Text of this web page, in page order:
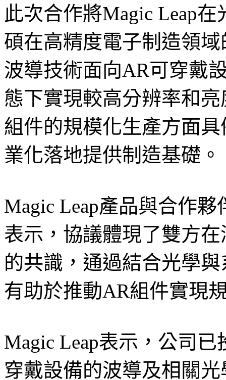
此次合作將Magic Leap
碩在高精度電子制造領
波導技術面向AR可穿戴
態下實現較高分辨率和
組件的規模化生產方面
業化落地提供制造基礎。
Magic Leap產品與合作
表示，協議體現了雙方
的共識，通過結合光學
有助於推動AR組件實現
Magic Leap表示，公司
穿戴設備的波導及相關